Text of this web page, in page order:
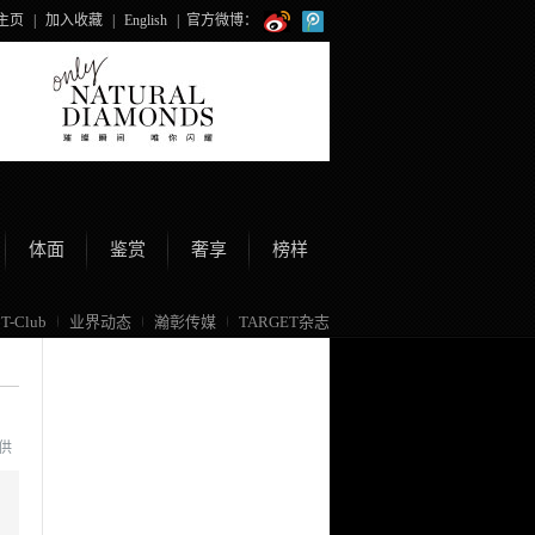
页 加入收藏 English 官方微博：
体面 鉴赏 奢享 榜样
T-Club 业界动态 瀚彰传媒 TARGET杂志